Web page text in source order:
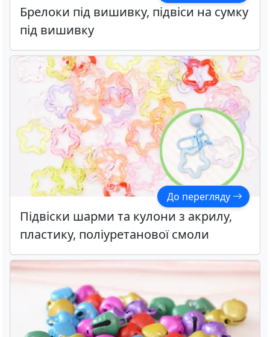
Брелоки під вишивку, підвіси на сумку
під вишивку
До перегляду
Підвіски шарми та кулони з акрилу,
пластику, поліуретанової смоли